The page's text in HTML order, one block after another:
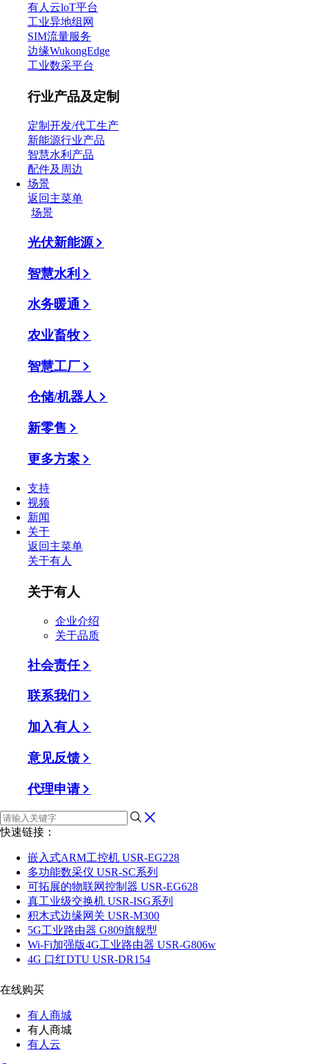
有人云loT平台
工业异地组网
SIM流量服务
边缘WukongEdge
工业数采平台
行业产品及定制
定制开发/代工生产
新能源行业产品
智慧水利产品
配件及周边
场景
返回主菜单
场景
光伏新能源
智慧水利
水务暖通
农业畜牧
智慧工厂
仓储/机器人
新零售
更多方案
支持
视频
新闻
关于
返回主菜单
关于有人
关于有人
企业介绍
关于品质
社会责任
联系我们
加入有人
意见反馈
代理申请
快速链接：
嵌入式ARM工控机 USR-EG228
多功能数采仪 USR-SC系列
可拓展的物联网控制器 USR-EG628
真工业级交换机 USR-ISG系列
积木式边缘网关 USR-M300
5G工业路由器 G809旗舰型
Wi-Fi加强版4G工业路由器 USR-G806w
4G 口红DTU USR-DR154
在线购买
有人商城
有人商城
有人云